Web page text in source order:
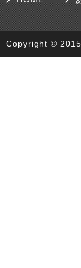
Copyright ©